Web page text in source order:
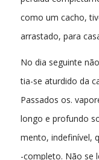
como um cacho,
arrastado, para
No dia seguinte
tia-se aturdido da
Passados os.
longo e profundo
mento, indefinível,
-completo. Não se